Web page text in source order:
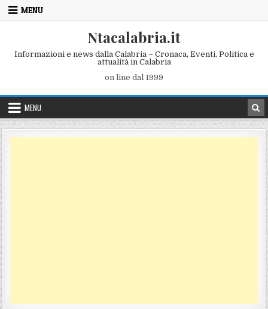
Skip to content
MENU
Ntacalabria.it
Informazioni e news dalla Calabria – Cronaca, Eventi, Politica e
attualità in Calabria
on line dal 1999
MENU